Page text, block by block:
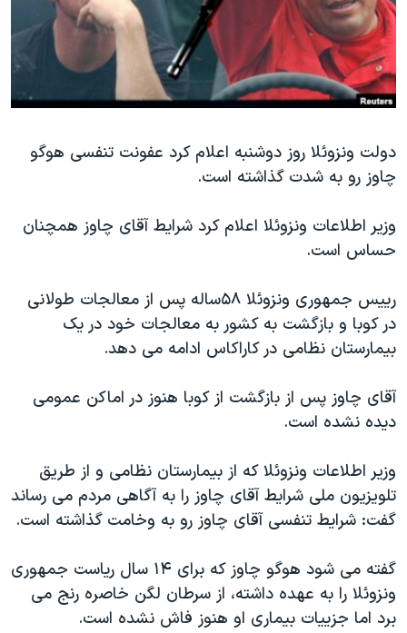
فرهنگ و زندگی
حقوق شهروندی
اقتصادی
اسرائیل در جنگ
گالری عکس
مستندها
انتخابات ریاست جمهوری آمریکا ۲۰۲۴
حمله جمهوری اسلامی به اسرائیل
ورزش زنان در ایران
اعتراضات زن، زندگی، آزادی
تریبونال مردمی آبان ۹۸
چهل سال گروگان‌گیری
قانون شفافیت دارائی کادر رهبری ایران
اسرائیل در جنگ
همایش محافظه‌کاران آمریکا «سی‌پک»
صفحه‌های ویژه
دنبال کنید
زبانهای مختلف
دولت ونزوئلا روز دوشنبه اعلام کرد عفونت تنفسی هوگو
چاوز رو به شدت گذاشته است.
وزیر اطلاعات ونزوئلا اعلام کرد شرایط آقای چاوز همچنان
حساس است.
ريیس جمهوری ونزوئلا ۵۸ساله پس از معالجات طولانی
در کوبا و بازگشت به کشور به معالجات خود در یک
بیمارستان نظامی در کاراکاس ادامه می دهد.
آقای چاوز پس از بازگشت از کوبا هنوز در اماکن عمومی
دیده نشده است.
وزیر اطلاعات ونزوئلا که از بیمارستان نظامی و از طریق
تلویزیون ملی شرایط آقای چاوز را به آگاهی مردم می رساند
گفت: شرایط تنفسی آقای چاوز رو به وخامت گذاشته است.
گفته می شود هوگو چاوز که برای ۱۴ سال ریاست جمهوری
ونزوئلا را به عهده داشته، از سرطان لگن خاصره رنج می
برد اما جزییات بیماری او هنوز فاش نشده است.